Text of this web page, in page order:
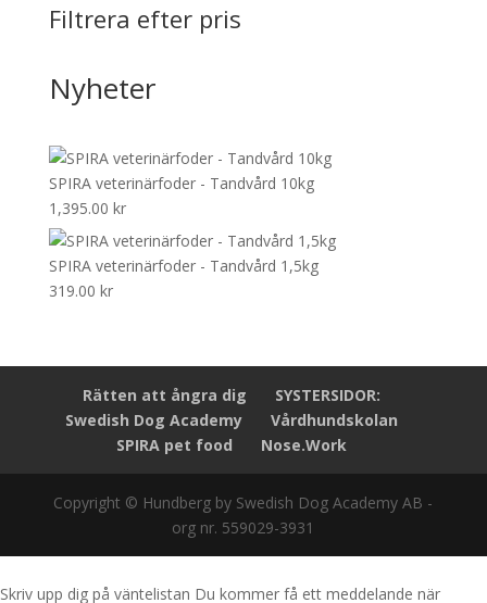
Filtrera efter pris
Nyheter
SPIRA veterinärfoder - Tandvård 10kg
1,395.00 kr
SPIRA veterinärfoder - Tandvård 1,5kg
319.00 kr
Rätten att ångra dig
SYSTERSIDOR:
Swedish Dog Academy
Vårdhundskolan
SPIRA pet food
Nose.Work
Copyright © Hundberg by Swedish Dog Academy AB -
org nr. 559029-3931
Skriv upp dig på väntelistan Du kommer få ett meddelande när